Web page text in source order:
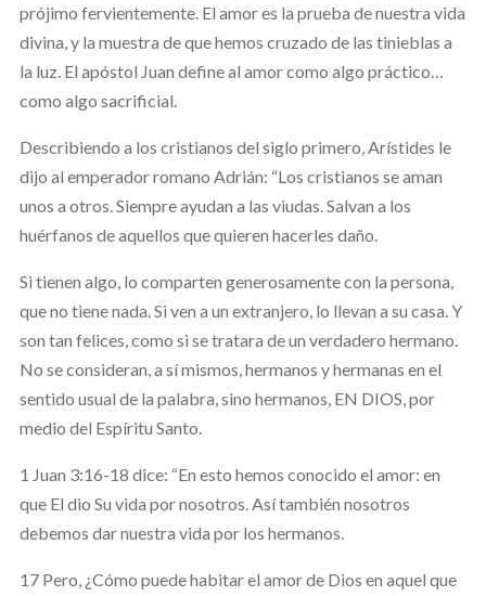
prójimo fervientemente. El amor es la prueba de nuestra vida
divina, y la muestra de que hemos cruzado de las tinieblas a
la luz. El apóstol Juan define al amor como algo práctico…
como algo sacrificial.
Describiendo a los cristianos del siglo primero, Arístides le
dijo al emperador romano Adrián: “Los cristianos se aman
unos a otros. Siempre ayudan a las viudas. Salvan a los
huérfanos de aquellos que quieren hacerles daño.
Si tienen algo, lo comparten generosamente con la persona,
que no tiene nada. Si ven a un extranjero, lo llevan a su casa. Y
son tan felices, como si se tratara de un verdadero hermano.
No se consideran, a sí mismos, hermanos y hermanas en el
sentido usual de la palabra, sino hermanos, EN DIOS, por
medio del Espíritu Santo.
1 Juan 3:16-18 dice: “En esto hemos conocido el amor: en
que El dio Su vida por nosotros. Así también nosotros
debemos dar nuestra vida por los hermanos.
17 Pero, ¿Cómo puede habitar el amor de Dios en aquel que